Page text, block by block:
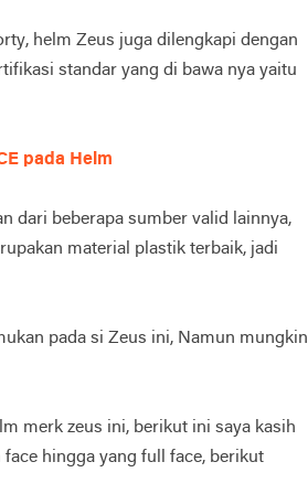
helm Zeus juga dilengkapi dengan
standar yang di bawa nya yaitu
pada Helm
dari beberapa sumber valid lainnya,
material plastik terbaik, jadi
pada si Zeus ini, Namun mungkin
merk zeus ini, berikut ini saya kasih
hingga yang full face, berikut